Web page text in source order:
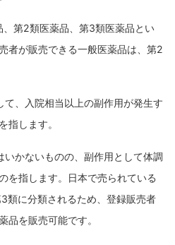
第2類医薬品、第3類医薬品とい
者が販売できる一般医薬品は、第2
、入院相当以上の副作用が発生す
指します。
かないものの、副作用として体調
を指します。日本で売られている
類に分類されるため、登録販売者
品を販売可能です。